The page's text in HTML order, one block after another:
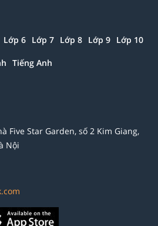
Lớp 6 Lớp 7 Lớp 8 Lớp 9 Lớp 10
Tiếng Anh
Five Star Garden, số 2 Kim Giang,
Nội